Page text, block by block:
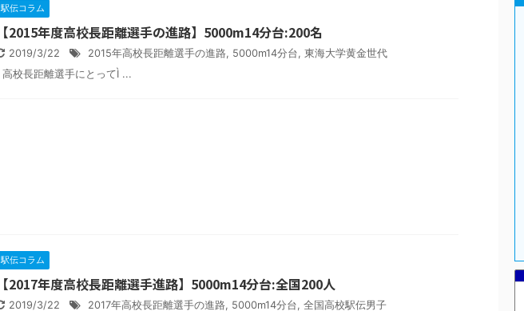
駅伝コラム
【2015年度高校長距離選手の進路】5000m14分台:200名
2019/3/22 2015年高校長距離選手の進路, 5000m14分台, 東海大学黄金世代
高校長距離選手にとってÌ ...
駅伝コラム
【2017年度高校長距離選手進路】5000m14分台:全国200人
2019/3/22 2017年高校長距離選手の進路, 5000m14分台, 全国高校駅伝男子